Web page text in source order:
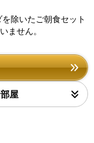
除いたご朝食セット
ません。
屋